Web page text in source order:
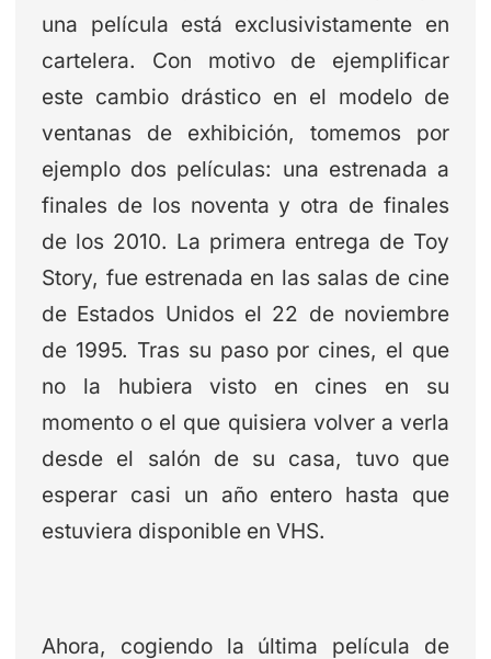
una película está exclusivistamente en
cartelera. Con motivo de ejemplificar
este cambio drástico en el modelo de
ventanas de exhibición, tomemos por
ejemplo dos películas: una estrenada a
finales de los noventa y otra de finales
de los 2010. La primera entrega de Toy
Story, fue estrenada en las salas de cine
de Estados Unidos el 22 de noviembre
de 1995. Tras su paso por cines, el que
no la hubiera visto en cines en su
momento o el que quisiera volver a verla
desde el salón de su casa, tuvo que
esperar casi un año entero hasta que
estuviera disponible en VHS.
Ahora, cogiendo la última película de